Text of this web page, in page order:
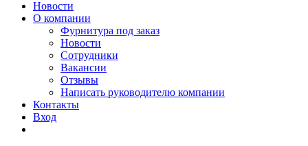
Новости
О компании
Фурнитура под заказ
Новости
Сотрудники
Вакансии
Отзывы
Написать руководителю компании
Контакты
Вход